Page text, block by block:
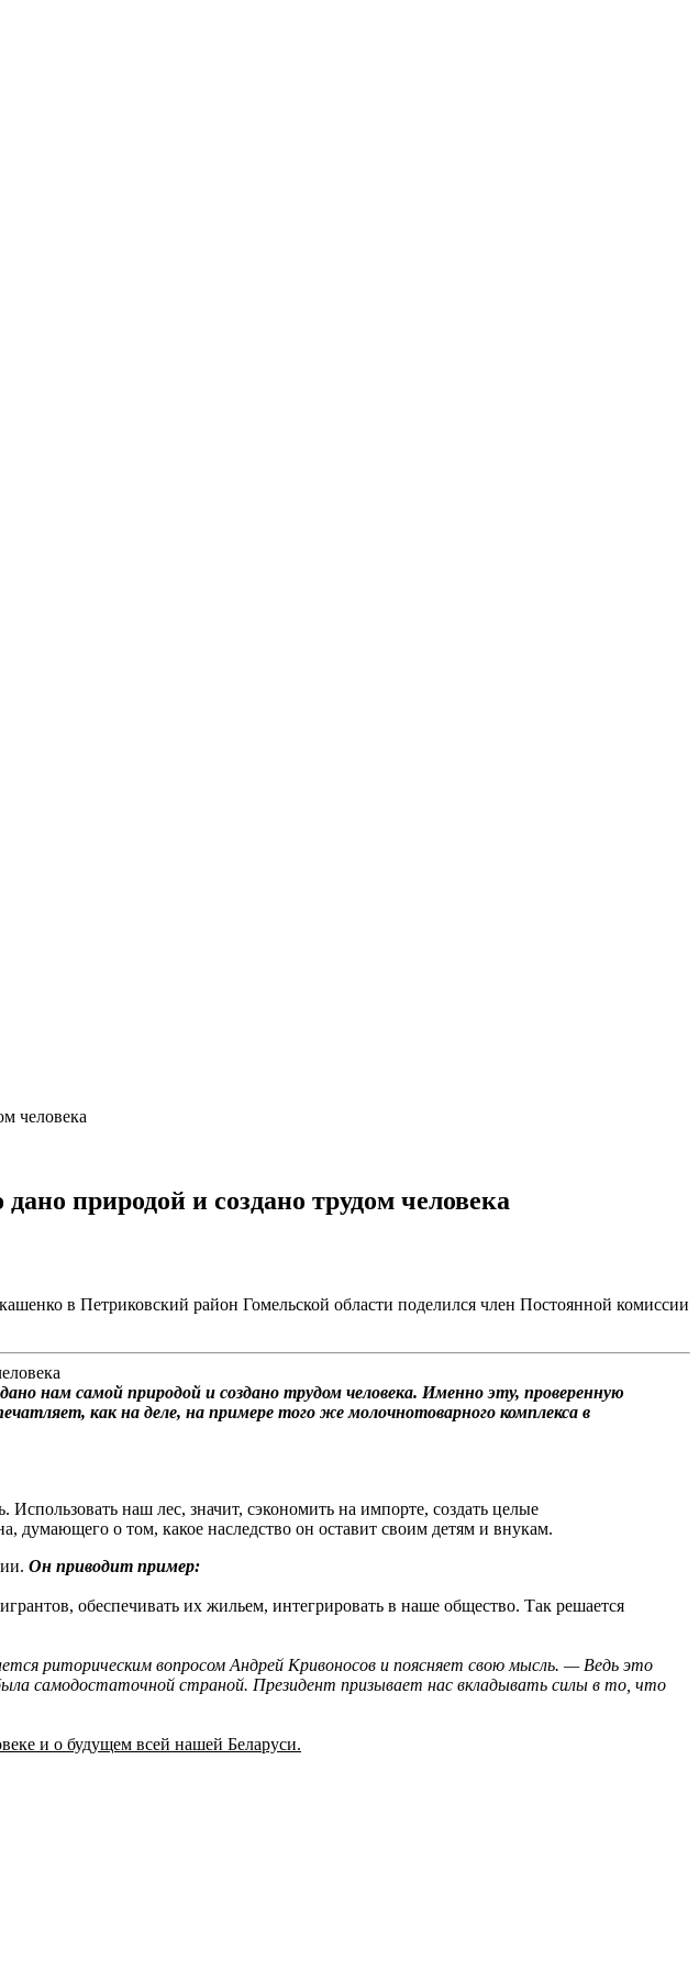
человека
природой и создано трудом человека
в Петриковский район Гомельской области поделился член Постоянной комиссии
нам самой природой и создано трудом человека. Именно эту, проверенную
как на деле, на примере того же молочнотоварного комплекса в
наш лес, значит, сэкономить на импорте, создать целые
думающего о том, какое наследство он оставит своим детям и внукам.
Он приводит пример:
обеспечивать их жильем, интегрировать в наше общество. Так решается
риторическим вопросом Андрей Кривоносов и поясняет свою мысль. — Ведь это
самодостаточной страной. Президент призывает нас вкладывать силы в то, что
и о будущем всей нашей Беларуси.